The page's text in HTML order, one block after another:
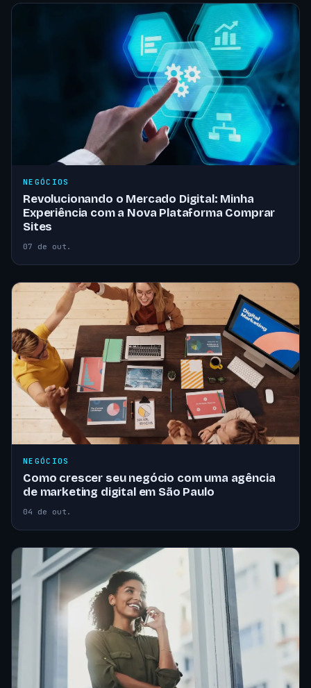
NEGÓCIOS
Revolucionando o Mercado Digital: Minha
Experiência com a Nova Plataforma Comprar
Sites
07 de out.
NEGÓCIOS
Como crescer seu negócio com uma agência
de marketing digital em São Paulo
04 de out.